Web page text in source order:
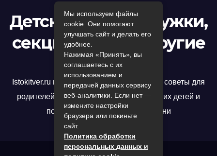
Детский досуг: кружки,
секции, игры и другие
развлечения
Istokitver.ru предлагает полезные статьи и советы для
родителей, которые хотят развивать своих детей и
помочь им достичь успеха в жизни
Мы используем файлы
cookie. Они помогают
улучшать сайт и делать его
удобнее.
Нажимая «Принять», вы
соглашаетесь с их
использованием и
передачей данных сервису
веб-аналитики. Если нет —
измените настройки
браузера или покиньте
сайт.
Политика обработки
персональных данных и